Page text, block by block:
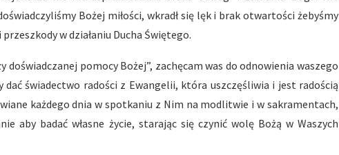
Bożej miłości, wkradł się lęk i brak otwartości żebyśmy
w działaniu Ducha Świętego.
doświadczanej pomocy Bożej”, zachęcam was do odnowienia waszego
dać świadectwo radości z Ewangelii, która uszczęśliwia i jest radością
każdego dnia w spotkaniu z Nim na modlitwie i w sakramentach,
aby badać własne życie, starając się czynić wolę Bożą w Waszych